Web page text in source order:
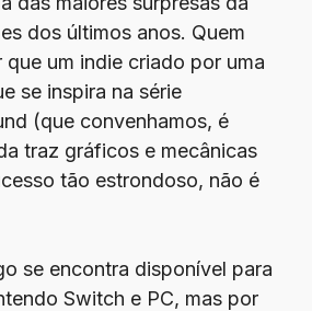
dos últimos anos. Quem
que um indie criado por uma
se inspira na série
(que convenhamos, é
traz gráficos e mecânicas
tão estrondoso, não é
se encontra disponível para
Switch e PC, mas por